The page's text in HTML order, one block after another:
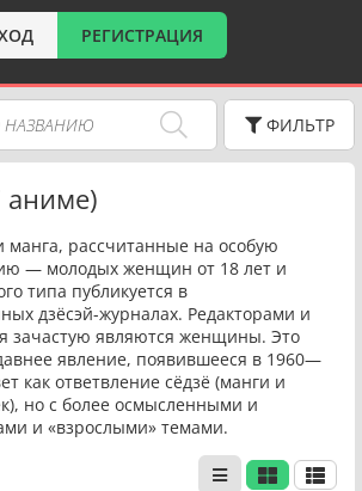
РЕГИСТРАЦИЯ
ФИЛЬТР
аниме)
рассчитанные на особую
— молодых женщин от 18 лет и
типа публикуется в
дзёсэй-журналах. Редакторами и
зачастую являются женщины. Это
явление, появившееся в 1960—
как ответвление сёдзё (манги и
но с более осмысленными и
и «взрослыми» темами.